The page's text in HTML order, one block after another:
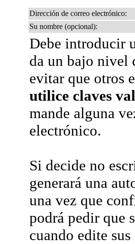
Dirección de correo electrónico:
Su nombre (opcional):
Debe introducir
da un bajo nivel
evitar que otros
utilice claves
mande alguna
electrónico.
Si decide no
generará una
una vez que
podrá pedir que
cuando edite